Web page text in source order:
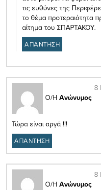
τις ευθύνες της
το θέμα προτεραιότητα
αίτημα του ΣΠΑΡΤΑΚΟΥ.
ΑΠΑΝΤΗΣΗ
Ο/Η Ανώνυμος
8
Τώρα είναι αργά !!!
ΑΠΑΝΤΗΣΗ
Ο/Η Ανώνυμος
8